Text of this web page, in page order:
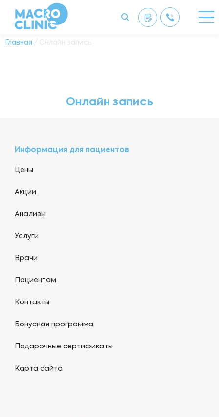
Главная / Онлайн запись
Онлайн запись
Информация для пациентов
Цены
Акции
Анализы
Услуги
Врачи
Пациентам
Контакты
Бонусная программа
Подарочные сертификаты
Карта сайта